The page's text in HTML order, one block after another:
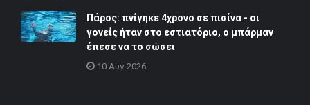
Πάρος: πνίγηκε 4χρονο σε πισίνα - οι
γονείς ήταν στο εστιατόριο, ο μπάρμαν
έπεσε να το σώσει
10 Αυγ 2026